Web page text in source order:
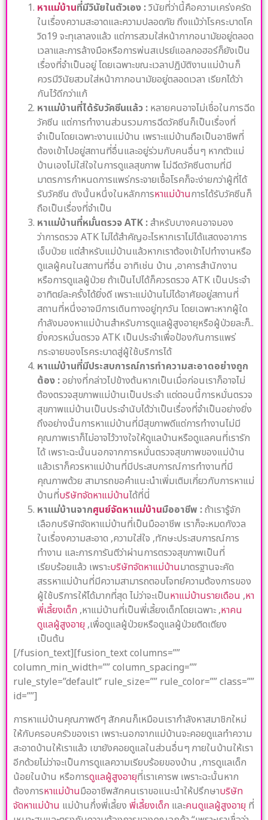
หาแม่บ้านที่มีวินัยในตัวเอง :วินัยที่ว่านี้คือความเคร่งครัด
ในเรื่องความสะอาดและความปลอดภัย ถึงแม้ว่าโรคระบาดโค
วิด19 จะทุเลาลงแล้ว แต่การสวมใส่หน้ากากอนามัยอยู่ตลอด
เวลาและการล้างมือหรือการพ่นสเปรย์แอลกอฮอร์ก็ยังเป็น
เรื่องที่จำเป็นอยู่ โดยเฉพาะขณะเวลาปฏิบัติงานแม่บ้านก็
ควรมีวินัยสวมใส่หน้ากากอนามัยอยู่ตลอดเวลา เรียกได้ว่า
กันไว้ดีกว่าแก้
หาแม่บ้านที่ได้รับวัคซีนแล้ว : หลายคนอาจไม่เชื่อในการฉีด
วัคซีน แต่การทำงานส่วนรวมการฉีดวัคซีนก็เป็นเรื่องที่
จำเป็นโดยเฉพาะงานแม่บ้าน เพราะแม่บ้านถือเป็นอาชีพที่
ต้องเข้าไปอยู่สถานที่อื่นและอยู่ร่วมกับคนอื่นๆ หากตัวแม่
บ้านเองไม่ใส่ใจในการดูแลสุขภาพ ไม่ฉีดวัคซีนตามที่มี
มาตรการกำหนดการแพร่กระจายเชื้อโรคก็จะง่ายกว่าผู้ที่ได้
รับวัคซีน ดังนั้นหนึ่งในหลักการหาแม่บ้านการได้รับวัคซีนก็
ถือเป็นเรื่องที่จำเป็น
หาแม่บ้านที่หมั่นตรวจ ATK :สำหรับบางคนอาจมอง
ว่าการตรวจ ATK ไม่ได้สำคัญอะไรหากเราไม่ได้แสดงอาการ
เจ็บป่วย แต่สำหรับแม่บ้านแล้วหากเราต้องเข้าไปทำงานหรือ
ดูแลผู้คนในสถานที่อื่น อาทิเช่น บ้าน ,อาคารสำนักงาน
หรือการดูแลผู้ป่วย ถ้าเป็นไปได้ก็ควรตรวจ ATK เป็นประจำ
อาทิตย์ละครั้งได้ยิ่งดี เพราะแม่บ้านไม่ได้อาศัยอยู่สถานที่
สถานที่หนึ่งอาจมีการเดินทางอยู่ทุกวัน โดยเฉพาะหากผู้ใด
กำลังมองหาแม่บ้านสำหรับการดูแลผู้สูงอายุหรือผู้ป่วยละก็..
ยิ่งควรหมั่นตรวจ ATK เป็นประจำเพื่อป้องกันการแพร่
กระจายของโรคระบาดสู่ผู้ใช้บริการได้
หาแม่บ้านที่มีประสบการณ์การทำความสะอาดอย่างถูก
ต้อง :อย่างที่กล่าวไปข้างต้นหากเป็นเมื่อก่อนเราก็อาจไม่
ต้องตรวจสุขภาพแม่บ้านเป็นประจำ แต่ตอนนี้การหมั่นตรวจ
สุขภาพแม่บ้านเป็นประจำนับได้ว่าเป็นเรื่องที่จำเป็นอย่างยิ่ง
ถึงอย่างนั้นการหาแม่บ้านที่มีสุขภาพดีแต่การทำงานไม่มี
คุณภาพเราก็ไม่อาจไว้วางใจให้ดูแลบ้านหรือดูแลคนที่เรารัก
ได้ เพราะฉะนั้นนอกจากการหมั่นตรวจสุขภาพของแม่บ้าน
แล้วเราก็ควรหาแม่บ้านที่มีประสบการณ์การทำงานที่มี
คุณภาพด้วย สามารถขอคำแนะนำเพิ่มเติมเกี่ยวกับการหาแม่
บ้านที่บริษัทจัดหาแม่บ้านได้ที่นี่
หาแม่บ้านจากศูนย์จัดหาแม่บ้านมืออาชีพ :ถ้าเรารู้จัก
เลือกบริษัทจัดหาแม่บ้านที่เป็นมืออาชีพ เราก็จะหมดกังวล
ในเรื่องความสะอาด ,ความใส่ใจ ,ทักษะประสบการณ์การ
ทำงาน และการการันตีว่าผ่านการตรวจสุขภาพเป็นที่
เรียบร้อยแล้ว เพราะบริษัทจัดหาแม่บ้านมาตรฐานจะคัด
สรรหาแม่บ้านที่มีความสามารถตอบโจทย์ความต้องการของ
ผู้ใช้บริการให้ได้มากที่สุด ไม่ว่าจะเป็นหาแม่บ้านรายเดือน ,หา
พี่เลี้ยงเด็ก ,หาแม่บ้านที่เป็นพี่เลี้ยงเด็กโดยเฉพาะ ,หาคน
ดูแลผู้สูงอายุ ,เพื่อดูแลผู้ป่วยหรือดูแลผู้ป่วยติดเตียง
เป็นต้น
[/fusion_text][fusion_text columns=””
column_min_width=”” column_spacing=””
rule_style=”default” rule_size=”” rule_color=”” class=””
id=””]
การหาแม่บ้านคุณภาพดีๆ สักคนก็เหมือนเรากำลังหาสมาชิกใหม่
ให้กับครอบครัวของเรา เพราะนอกจากแม่บ้านจะคอยดูแลทำความ
สะอาดบ้านให้เราแล้ว เขายังคอยดูแลในส่วนอื่นๆ ภายในบ้านให้เรา
อีกด้วยไม่ว่าจะเป็นการดูแลความเรียบร้อยของบ้าน ,การดูแลเด็ก
น้อยในบ้าน หรือการดูแลผู้สูงอายุที่เราเคารพ เพราะฉะนั้นหาก
ต้องการหาแม่บ้านมืออาชีพสักคนเราขอแนะนำให้ปรึกษาบริษัท
จัดหาแม่บ้าน แม่บ้านกึ่งพี่เลี้ยง พี่เลี้ยงเด็ก และคนดูแลผู้สูงอายุ ที่